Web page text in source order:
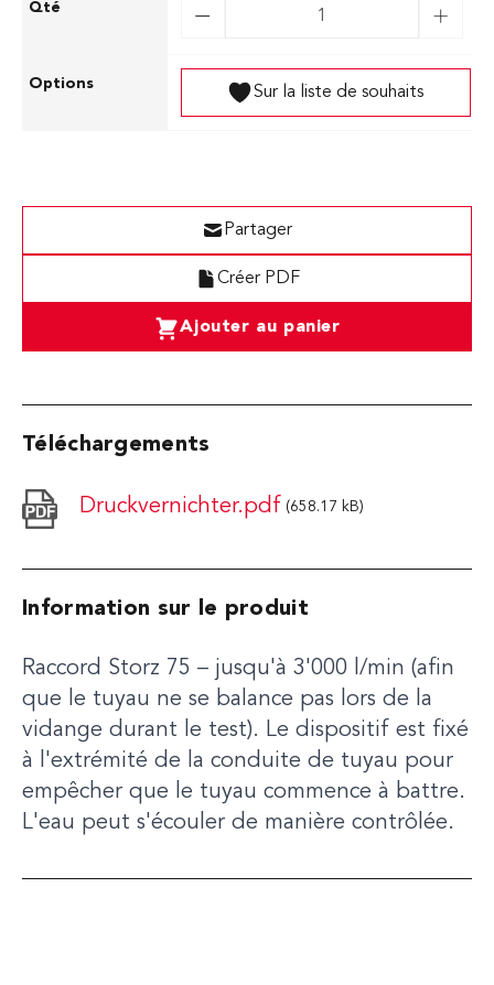
Sur la liste de souhaits
Ajouter au panier
Créer PDF
Partager
Information sur le produit
Raccord Storz 75 – jusqu'à 3'000 l/min (afin
que le tuyau ne se balance pas lors de la
vidange durant le test). Le dispositif est fixé
à l'extrémité de la conduite de tuyau pour
empêcher que le tuyau commence à battre.
L'eau peut s'écouler de manière contrôlée.
Téléchargements
Druckvernichter.pdf (658.17 kB)